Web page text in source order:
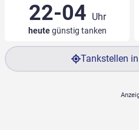
22-04 Uhr
heutegünstig tanken
Tankstellen